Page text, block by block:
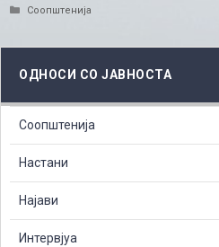
Categories
Соопштенија
ОДНОСИ СО ЈАВНОСТА
Соопштенија
Настани
Најави
Интервјуа